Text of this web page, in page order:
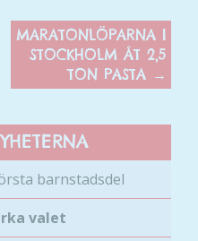
MARATONLÖPARNA I
STOCKHOLM ÅT 2,5
TON PASTA →
barnstadsdel
valet